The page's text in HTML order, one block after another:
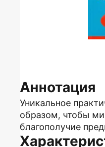
Аннотация
Уникальное
образом, чтобы
благополучие